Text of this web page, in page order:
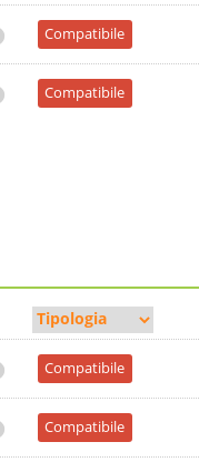
Compatibile
Compatibile
Compatibile
Compatibile